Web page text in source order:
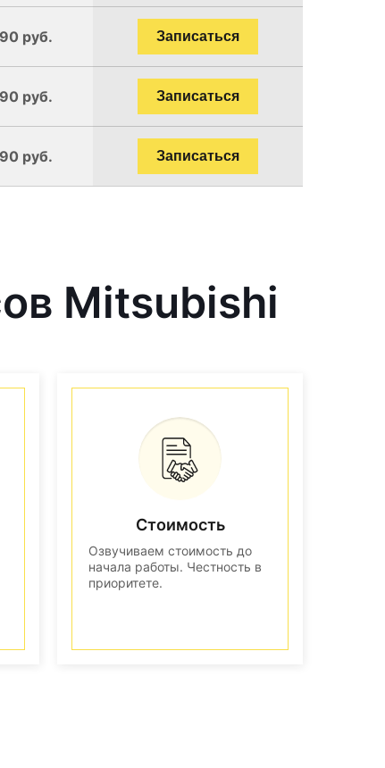
руб. Записаться
руб. Записаться
руб. Записаться
Mitsubishi
Стоимость
Озвучиваем стоимость до
начала работы. Честность в
приоритете.